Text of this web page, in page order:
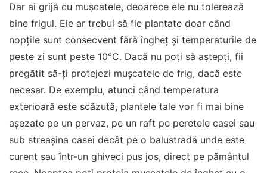
Dar ai grijă cu mușcatele, deoarece ele nu tolerează
bine frigul. Ele ar trebui să fie plantate doar când
nopțile sunt consecvent fără îngheț și temperaturile de
peste zi sunt peste 10°C. Dacă nu poți să aștepți, fii
pregătit să-ți protejezi mușcatele de frig, dacă este
necesar. De exemplu, atunci când temperatura
exterioară este scăzută, plantele tale vor fi mai bine
așezate pe un pervaz, pe un raft pe peretele casei sau
sub streașina casei decât pe o balustradă unde este
curent sau într-un ghiveci pus jos, direct pe pământul